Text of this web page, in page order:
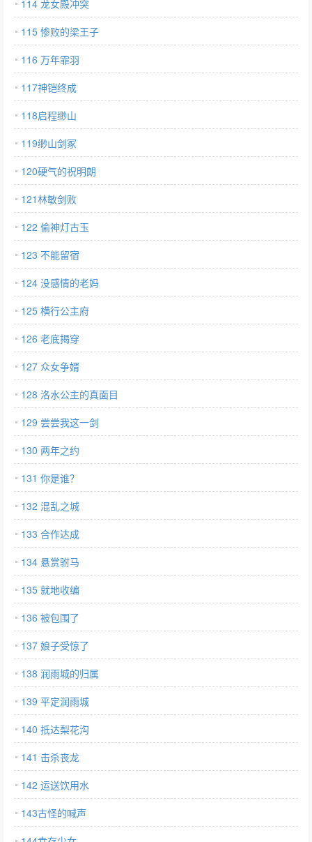
114 龙女殿冲突
115 惨败的梁王子
116 万年霏羽
117神铠终成
118启程缈山
119缈山剑冢
120硬气的祝明朗
121林敏剑败
122 偷神灯古玉
123 不能留宿
124 没感情的老妈
125 横行公主府
126 老底揭穿
127 众女争婿
128 洛水公主的真面目
129 尝尝我这一剑
130 两年之约
131 你是谁？
132 混乱之城
133 合作达成
134 悬赏驸马
135 就地收编
136 被包围了
137 娘子受惊了
138 润雨城的归属
139 平定润雨城
140 抵达梨花沟
141 击杀丧龙
142 运送饮用水
143古怪的喊声